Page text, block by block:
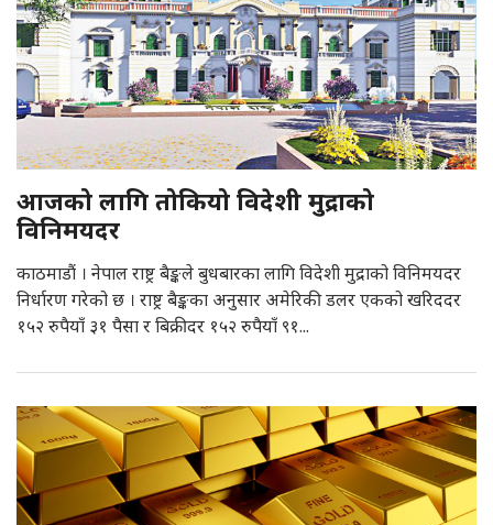
आजको लागि तोकियो विदेशी मुद्राको
विनिमयदर
काठमाडौं । नेपाल राष्ट्र बैङ्कले बुधबारका लागि विदेशी मुद्राको विनिमयदर
निर्धारण गरेको छ । राष्ट्र बैङ्कका अनुसार अमेरिकी डलर एकको खरिददर
१५२ रुपैयाँ ३१ पैसा र बिक्रीदर १५२ रुपैयाँ ९१...